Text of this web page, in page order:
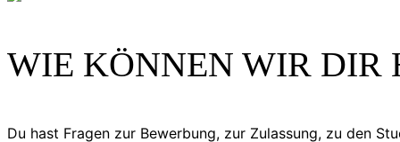
WIE KÖNNEN WIR DIR
Du hast Fragen zur Bewerbung, zur Zulassung, zu den